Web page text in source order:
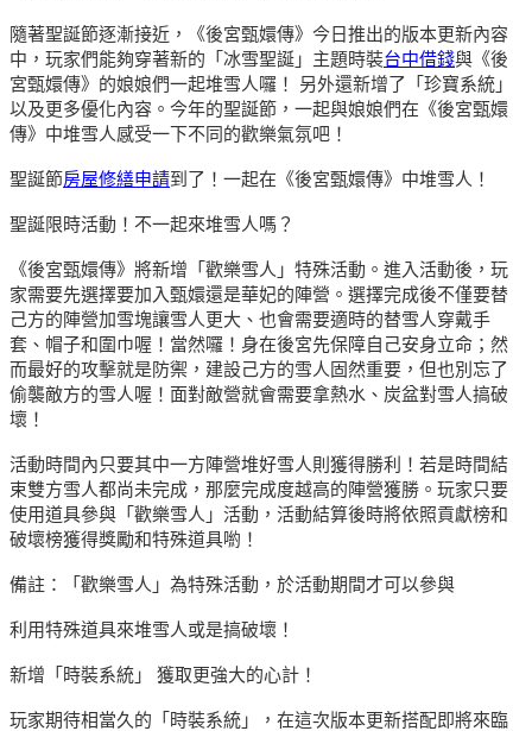
隨著聖誕節逐漸接近，《後宮甄嬛傳》今日推出的版本更新內容
中，玩家們能夠穿著新的「冰雪聖誕」主題時裝台中借錢與《後
宮甄嬛傳》的娘娘們一起堆雪人囉！ 另外還新增了「珍寶系統」
以及更多優化內容。今年的聖誕節，一起與娘娘們在《後宮甄嬛
傳》中堆雪人感受一下不同的歡樂氣氛吧！
聖誕節房屋修繕申請到了！一起在《後宮甄嬛傳》中堆雪人！
聖誕限時活動！不一起來堆雪人嗎？
《後宮甄嬛傳》將新增「歡樂雪人」特殊活動。進入活動後，玩
家需要先選擇要加入甄嬛還是華妃的陣營。選擇完成後不僅要替
己方的陣營加雪塊讓雪人更大、也會需要適時的替雪人穿戴手
套、帽子和圍巾喔！當然囉！身在後宮先保障自己安身立命；然
而最好的攻擊就是防禦，建設己方的雪人固然重要，但也別忘了
偷襲敵方的雪人喔！面對敵營就會需要拿熱水、炭盆對雪人搞破
壞！
活動時間內只要其中一方陣營堆好雪人則獲得勝利！若是時間結
束雙方雪人都尚未完成，那麼完成度越高的陣營獲勝。玩家只要
使用道具參與「歡樂雪人」活動，活動結算後時將依照貢獻榜和
破壞榜獲得獎勵和特殊道具喲！
備註：「歡樂雪人」為特殊活動，於活動期間才可以參與
利用特殊道具來堆雪人或是搞破壞！
新增「時裝系統」 獲取更強大的心計！
玩家期待相當久的「時裝系統」，在這次版本更新搭配即將來臨